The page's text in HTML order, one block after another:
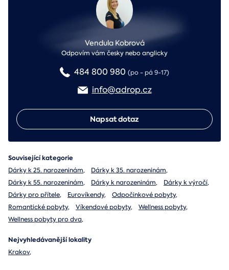
Vendula Kobrová
Odpovím vám česky nebo anglicky
484 800 980 (po - pá 9-17)
info@adrop.cz
Napsat dotaz
Související kategorie
Dárky k 25. narozeninám, Dárky k 35. narozeninám,
Dárky k 55. narozeninám, Dárky k narozeninám, Dárky k výročí,
Dárky pro přítele, Eurovíkendy, Odpočinkové pobyty,
Romantické pobyty, Víkendové pobyty, Wellness pobyty,
Wellness pobyty pro dva,
Nejvyhledávanější lokality
Krakov,